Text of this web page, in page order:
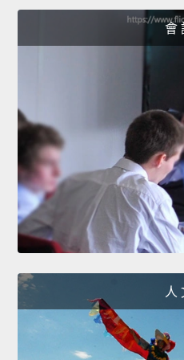
會
人